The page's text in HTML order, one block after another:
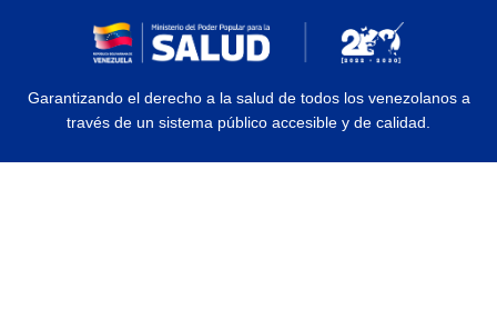
Garantizando el derecho a la salud de todos los venezolanos a
través de un sistema público accesible y de calidad.